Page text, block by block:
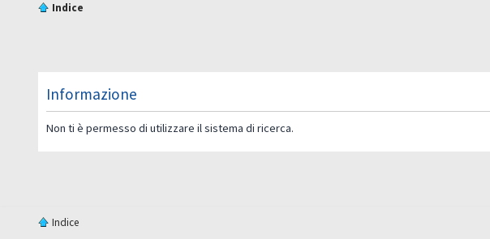
Indice
Informazione
Non ti è permesso di utilizzare il sistema di ricerca.
Indice